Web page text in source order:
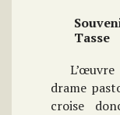
Tasse
drame
croise